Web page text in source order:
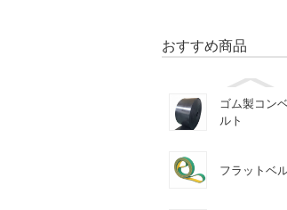
おすすめ商品
ゴム製コン
ルト
フラットベ